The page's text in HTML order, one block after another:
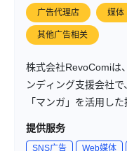
广告代理店 媒体
其他广告相关
株式会社RevoComiは
ンディング支援会社で
「マンガ」を活用し
心に、シナリオ制作か
提供服务
SNS广告 Web媒体